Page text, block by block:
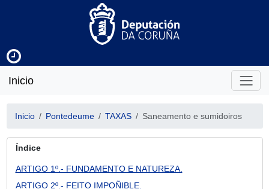
Inicio
Inicio Pontedeume TAXAS Saneamento e sumidoiros
Índice
ARTIGO 1º.- FUNDAMENTO E NATUREZA.
ARTIGO 2º.- FEITO IMPOÑIBLE.